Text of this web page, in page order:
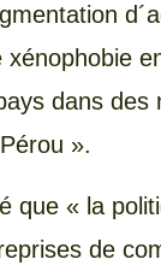
xénophobie
dans des
».
que « la
de